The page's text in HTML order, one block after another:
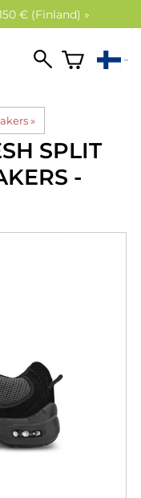
€ (Finland) »
‪»
SPLIT
-